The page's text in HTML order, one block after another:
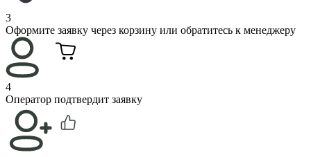
3
Оформите заявку через корзину или обратитесь к менеджеру
4
Оператор подтвердит заявку